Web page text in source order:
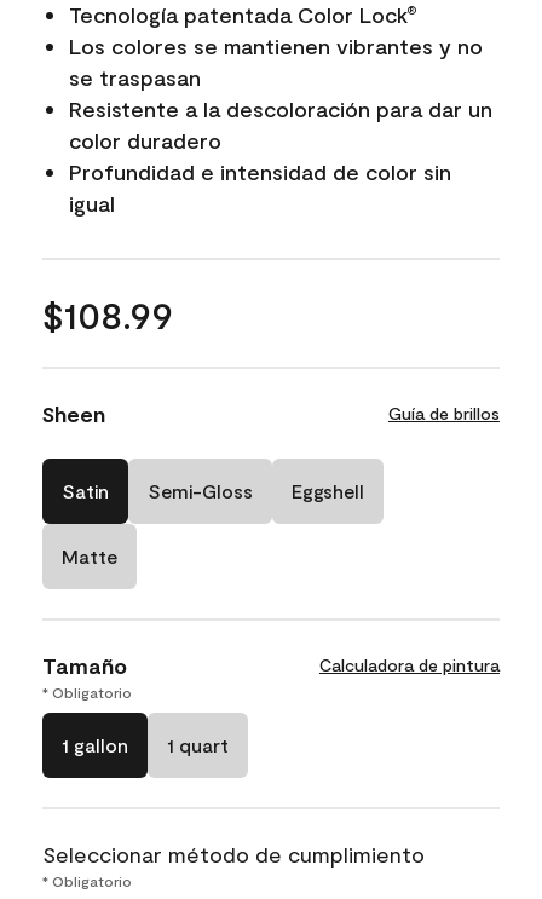
Tecnología patentada Color Lock®
Los colores se mantienen vibrantes y no
se traspasan
Resistente a la descoloración para dar un
color duradero
Profundidad e intensidad de color sin
igual
$108.99
Sheen Guía de brillos
Satin Semi-Gloss Eggshell
Matte
Tamaño Calculadora de pintura
* Obligatorio
1 gallon 1 quart
Seleccionar método de cumplimiento
* Obligatorio